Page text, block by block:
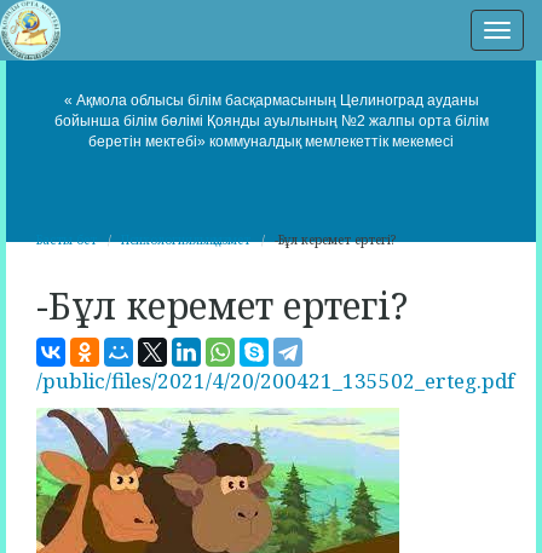
« Ақмола облысы білім басқармасының Целиноград ауданы
бойынша білім бөлімі Қоянды ауылының №2 жалпы орта білім
беретін мектебі» коммуналдық мемлекеттік мекемесі
Басты бет Психологиялық қызмет -Бұл керемет ертегі?
-Бұл керемет ертегі?
/public/files/2021/4/20/200421_135502_erteg.pdf